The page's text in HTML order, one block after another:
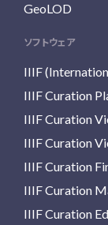
GeoLOD
ソフトウェア
IIIF
IIIF Curation
IIIF Curation
IIIF Curation
IIIF Curation
IIIF Curation
IIIF Curation